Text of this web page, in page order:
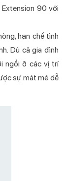
90 với
hạn chế tình
Dù cả gia đình
ngồi ở các vị trí
sự mát mẻ dễ